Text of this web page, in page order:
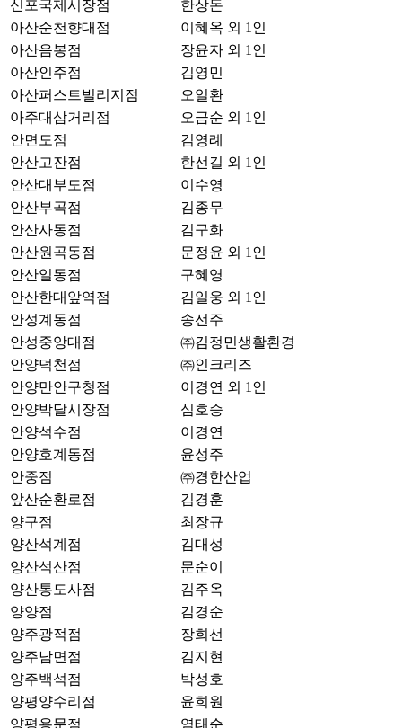
신포국제시장점
한상돈
아산순천향대점
이혜옥 외 1인
아산음봉점
장윤자 외 1인
아산인주점
김영민
아산퍼스트빌리지점
오일환
아주대삼거리점
오금순 외 1인
안면도점
김영례
안산고잔점
한선길 외 1인
안산대부도점
이수영
안산부곡점
김종무
안산사동점
김구화
안산원곡동점
문정윤 외 1인
안산일동점
구혜영
안산한대앞역점
김일웅 외 1인
안성계동점
송선주
안성중앙대점
㈜김정민생활환경
안양덕천점
㈜인크리즈
안양만안구청점
이경연 외 1인
안양박달시장점
심호승
안양석수점
이경연
안양호계동점
윤성주
안중점
㈜경한산업
앞산순환로점
김경훈
양구점
최장규
양산석계점
김대성
양산석산점
문순이
양산통도사점
김주옥
양양점
김경순
양주광적점
장희선
양주남면점
김지현
양주백석점
박성호
양평양수리점
윤희원
양평용문점
염태순